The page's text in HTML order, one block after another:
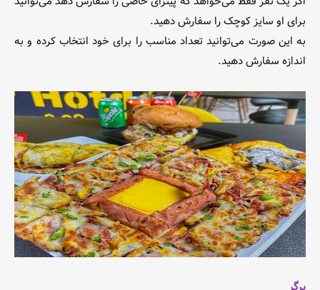
برای او سایز کوچک را سفارش دهید.
به این صورت می‌توانید تعداد مناسب را برای خود انتخاب کرده و به
اندازه سفارش دهید.